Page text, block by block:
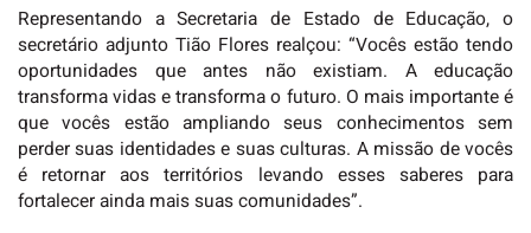
Representando a Secretaria de Estado de Educação, o
secretário adjunto Tião Flores realçou: “Vocês estão tendo
oportunidades que antes não existiam. A educação
transforma vidas e transforma o futuro. O mais importante é
que vocês estão ampliando seus conhecimentos sem
perder suas identidades e suas culturas. A missão de vocês
é retornar aos territórios levando esses saberes para
fortalecer ainda mais suas comunidades”.